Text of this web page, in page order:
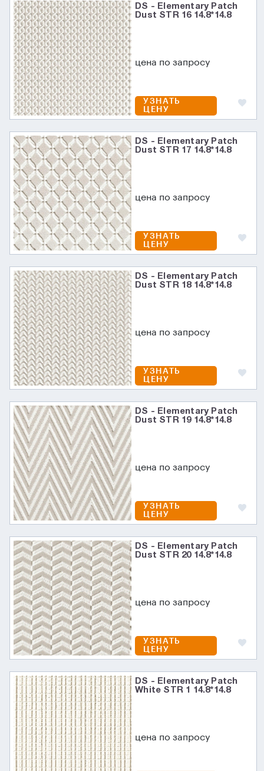
DS - Elementary Patch
Dust STR 16 14.8*14.8
цена по запросу
УЗНАТЬ
ЦЕНУ
DS - Elementary Patch
Dust STR 17 14.8*14.8
цена по запросу
УЗНАТЬ
ЦЕНУ
DS - Elementary Patch
Dust STR 18 14.8*14.8
цена по запросу
УЗНАТЬ
ЦЕНУ
DS - Elementary Patch
Dust STR 19 14.8*14.8
цена по запросу
УЗНАТЬ
ЦЕНУ
DS - Elementary Patch
Dust STR 20 14.8*14.8
цена по запросу
УЗНАТЬ
ЦЕНУ
DS - Elementary Patch
White STR 1 14.8*14.8
цена по запросу